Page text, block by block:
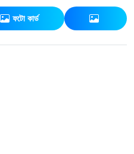
ফটো কার্ড